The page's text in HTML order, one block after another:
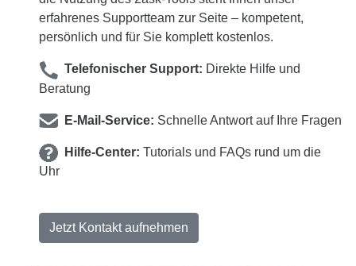
erfahrenes Supportteam zur Seite – kompetent,
persönlich und für Sie komplett kostenlos.
Telefonischer Support: Direkte Hilfe und
Beratung
E-Mail-Service: Schnelle Antwort auf Ihre Fragen
Hilfe-Center: Tutorials und FAQs rund um die
Uhr
Jetzt Kontakt aufnehmen